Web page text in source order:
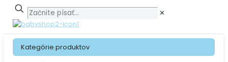
✕
Kategórie produktov